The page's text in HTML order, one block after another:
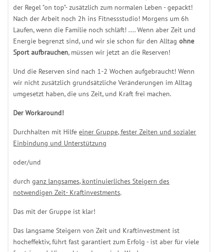
der Regel "on top"- zusätzlich zum normalen Leben - gepackt!
Nach der Arbeit noch 2h ins Fitnessstudio! Morgens um 6h
Laufen, wenn die Familie noch schläft! .... Wenn aber Zeit und
Energie begrenzt sind, und wir sie schon für den Alltagohne
Sport aufbrauchen, müssen wir jetzt an die Reserven!
Und die Reserven sind nach 1-2 Wochen aufgebraucht! Wenn
wir nicht zusätzlich grundsätzliche Veränderungen im Alltag
umgesetzt haben, die uns Zeit, und Kraft frei machen.
Der Workaround!
Durchhalten mit Hilfeeiner Gruppe, fester Zeiten und sozialer
Einbindung und Unterstützung
oder/und
durchganz langsames, kontinuierliches Steigern des
notwendigen Zeit- Kraftinvestments.
Das mit der Gruppe ist klar!
Das langsame Steigern von Zeit und Kraftinvestment ist
hocheffektiv, führt fast garantiert zum Erfolg - ist aber für viele